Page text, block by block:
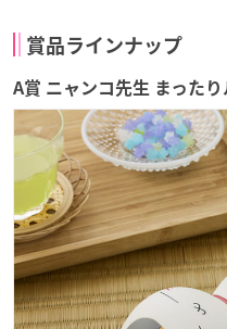
賞品ラインナップ
A賞 ニャンコ先生 まったり